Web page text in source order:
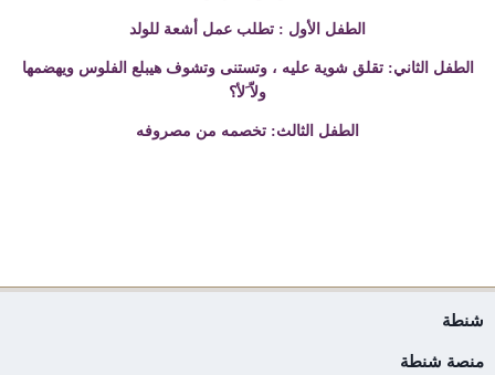
الطفل الأول : تطلب عمل أشعة للولد
الطفل الثاني: تقلق شوية عليه ، وتستنى وتشوف هيبلع الفلوس
ويهضمها
ولاّ َلأ؟
الطفل الثالث: تخصمه من مصروفه
شنطة
منصة شنطة